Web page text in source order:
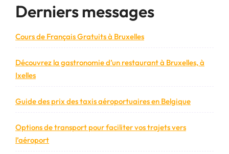
Derniers messages
Cours de Français Gratuits à Bruxelles
Découvrez la gastronomie d’un restaurant à Bruxelles, à
Ixelles
Guide des prix des taxis aéroportuaires en Belgique
Options de transport pour faciliter vos trajets vers
l’aéroport